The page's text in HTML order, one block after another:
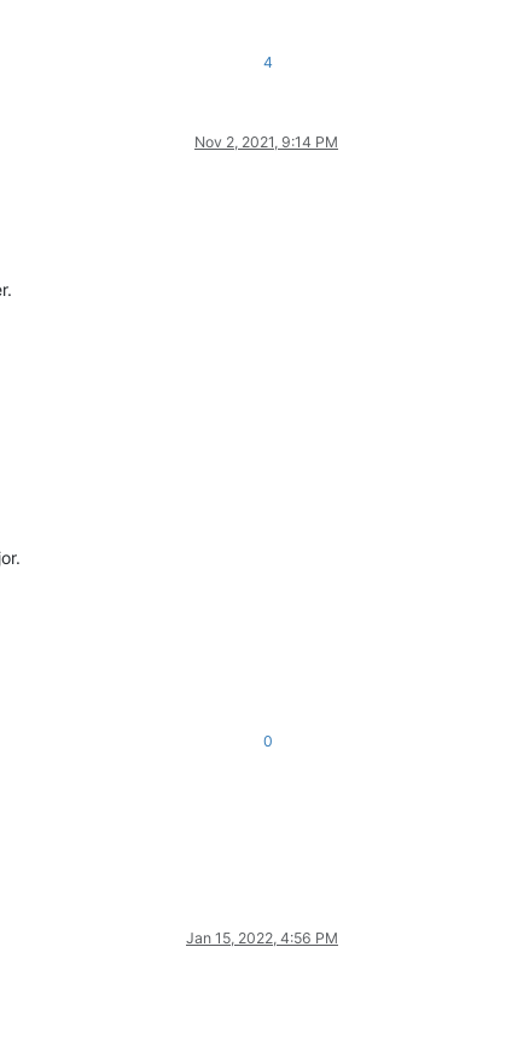
4
Nov 2, 2021, 9:14 PM
0
Jan 15, 2022, 4:56 PM